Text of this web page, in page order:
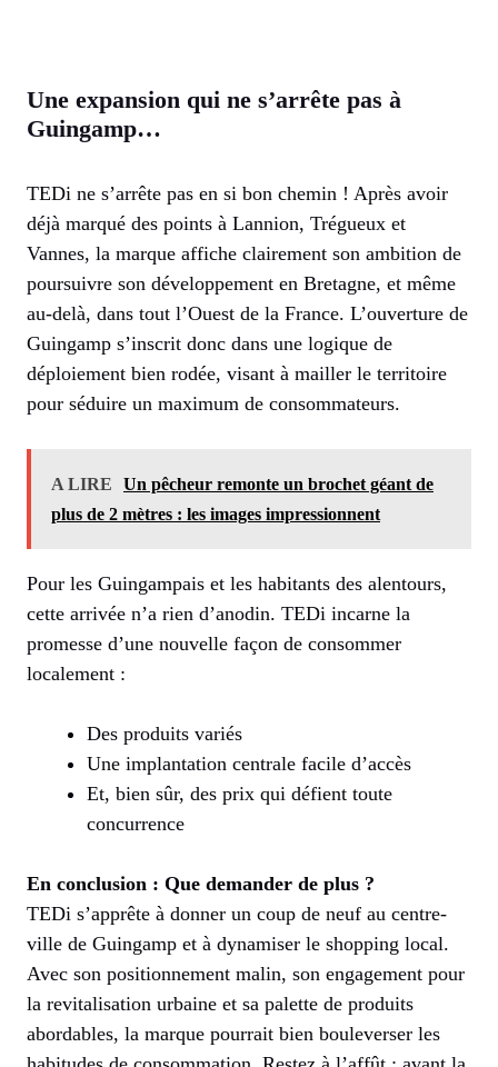
Une expansion qui ne s’arrête pas à
Guingamp…
TEDi ne s’arrête pas en si bon chemin ! Après avoir
déjà marqué des points à Lannion, Trégueux et
Vannes, la marque affiche clairement son ambition de
poursuivre son développement en Bretagne, et même
au-delà, dans tout l’Ouest de la France. L’ouverture de
Guingamp s’inscrit donc dans une logique de
déploiement bien rodée, visant à mailler le territoire
pour séduire un maximum de consommateurs.
A LIRE
Un pêcheur remonte un brochet géant de
plus de 2 mètres : les images impressionnent
Pour les Guingampais et les habitants des alentours,
cette arrivée n’a rien d’anodin. TEDi incarne la
promesse d’une nouvelle façon de consommer
localement :
Des produits variés
Une implantation centrale facile d’accès
Et, bien sûr, des prix qui défient toute
concurrence
En conclusion : Que demander de plus ?
TEDi s’apprête à donner un coup de neuf au centre-
ville de Guingamp et à dynamiser le shopping local.
Avec son positionnement malin, son engagement pour
la revitalisation urbaine et sa palette de produits
abordables, la marque pourrait bien bouleverser les